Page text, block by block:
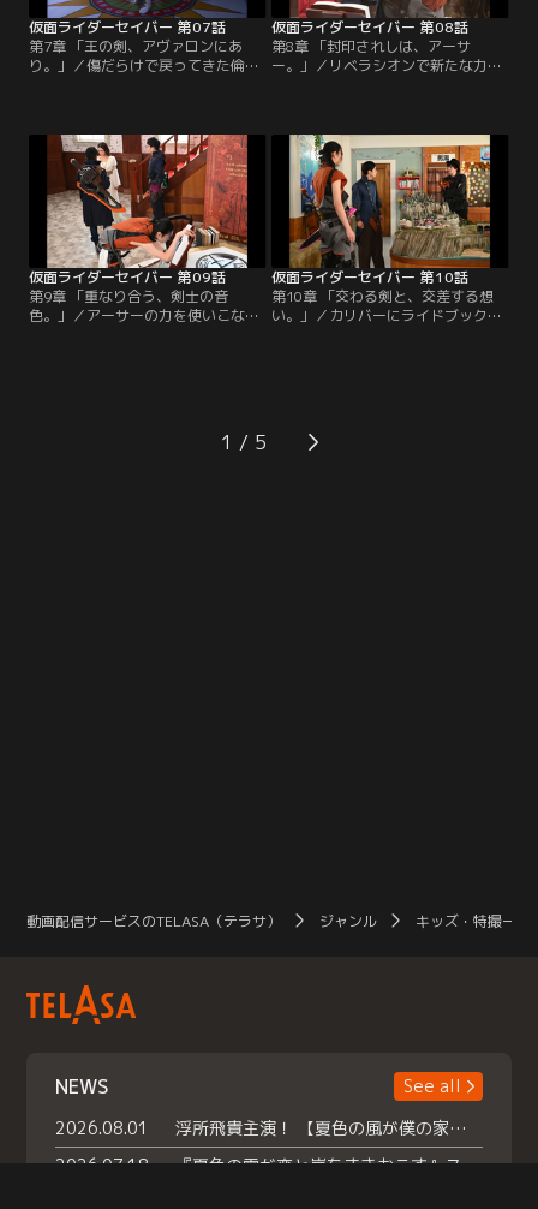
仮面ライダーセイバー 第07話
第7章 「王の剣、アヴァロンにあ
り。」／傷だらけで戻ってきた倫太
は、ノーザンベースの古文書から手
がかりを見つけていた。同じ頃、カ
リバーもアヴァロンへの道を開く。
アヴァロンへの行き方とは？アヴァ
ロンで待ち受けるものとは？一方、
現実世界では…。
仮面ライダーセイバー 第08話
第8章 「封印されしは、アーサ
ー。」／リベラシオンで新たな力を
ドブックを手に入れた飛羽真だった
が、なぜか浮かない表情。かつて誰
にも扱えないほどの強大な力を持
ち、それ故に封印されし力。その力
を使いこなせているのか？
仮面ライダーセイバー 第09話
第9章 「重なり合う、剣士の音
色。」／アーサーの力を使いこなし
ダーライドブックの力が必要とな
る。ストリウスが生み出した特殊な
仮面ライダーセイバー 第10話
第10章 「交わる剣と、交差する想
い。」／カリバーにライドブックを
われたまま。そして、飛羽真はカリ
バーが語った「お前が見ているもの
1
動画配信サービスのTELASA（テラサ） ジャンル キッズ・特撮一覧
NEWS
See all
2026.08.01
浮所飛貴主演！ 【夏色の風が僕の家にやってきた】 本日よりテラサで独占配信スタート！
2026.07.18
『夏色の雲が恋と嵐をまきおこす』スペシャルメイキング 【Part1】2026年７月18日（土）23時30分～配信スタート！話題のシーンの裏側を大公開！豪華キャスト大集合！ 『武宮家 真夏の家族会議』開催！